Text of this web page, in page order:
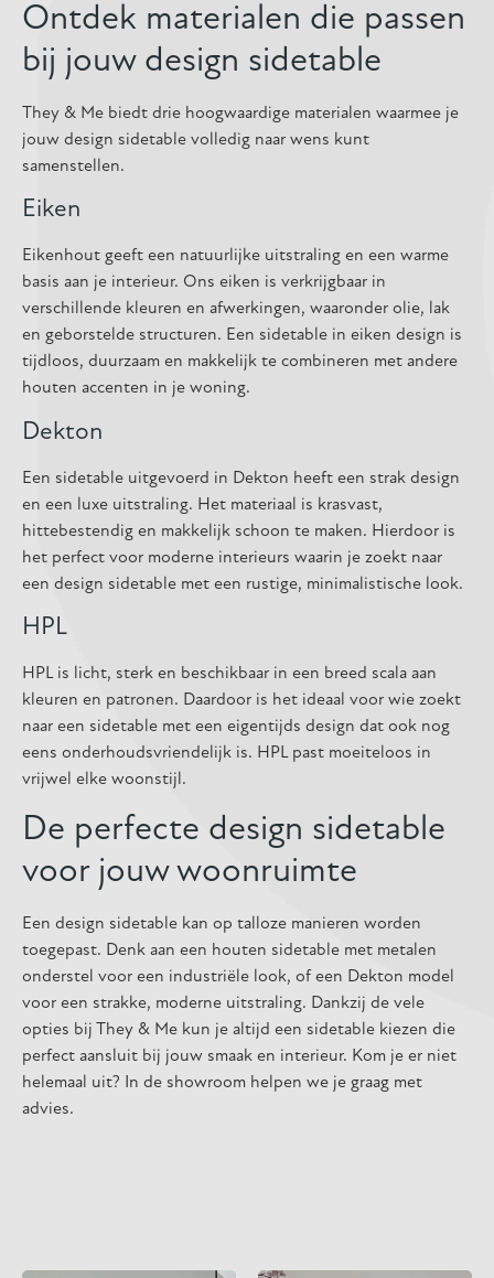
Ontdek materialen die passen
bij jouw design sidetable
They & Me biedt drie hoogwaardige materialen waarmee je
jouw design sidetable volledig naar wens kunt
samenstellen.
Eiken
Eikenhout geeft een natuurlijke uitstraling en een warme
basis aan je interieur. Ons eiken is verkrijgbaar in
verschillende kleuren en afwerkingen, waaronder olie, lak
en geborstelde structuren. Een sidetable in eiken design is
tijdloos, duurzaam en makkelijk te combineren met andere
houten accenten in je woning.
Dekton
Een sidetable uitgevoerd in Dekton heeft een strak design
en een luxe uitstraling. Het materiaal is krasvast,
hittebestendig en makkelijk schoon te maken. Hierdoor is
het perfect voor moderne interieurs waarin je zoekt naar
een design sidetable met een rustige, minimalistische look.
HPL
HPL is licht, sterk en beschikbaar in een breed scala aan
kleuren en patronen. Daardoor is het ideaal voor wie zoekt
naar een sidetable met een eigentijds design dat ook nog
eens onderhoudsvriendelijk is. HPL past moeiteloos in
vrijwel elke woonstijl.
De perfecte design sidetable
voor jouw woonruimte
Een design sidetable kan op talloze manieren worden
toegepast. Denk aan een houten sidetable met metalen
onderstel voor een industriële look, of een Dekton model
voor een strakke, moderne uitstraling. Dankzij de vele
opties bij They & Me kun je altijd een sidetable kiezen die
perfect aansluit bij jouw smaak en interieur. Kom je er niet
helemaal uit? In de showroom helpen we je graag met
advies.